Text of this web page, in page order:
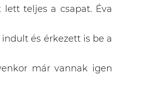
teljes a csapat. Éva
és érkezett is be a
már vannak igen